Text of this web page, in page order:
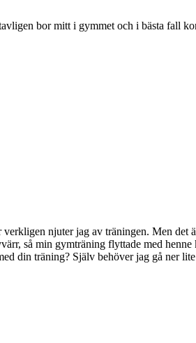
bor mitt i gymmet och i bästa fall
njuter jag av träningen. Men
så min gymträning flyttade med
din träning? Själv behöver jag gå ner